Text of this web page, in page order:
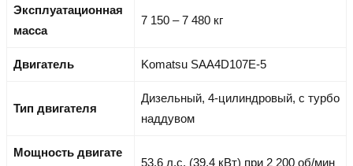
Эксплуатационная
масса
7 150 – 7 480 кг
Двигатель Komatsu SAA4D107E-5
Тип двигателя
Дизельный, 4-цилиндровый, с турбо
наддувом
Мощность двигате
53,6 л.с. (39,4 кВт) при 2 200 об/мин